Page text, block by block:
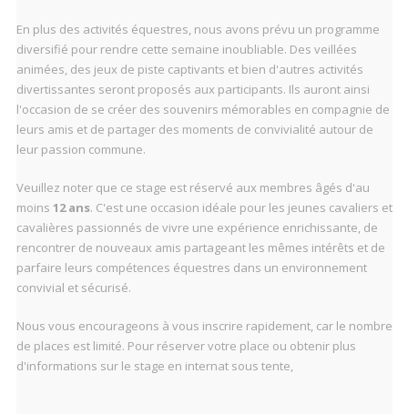
En plus des activités équestres, nous avons prévu un programme
diversifié pour rendre cette semaine inoubliable. Des veillées
animées, des jeux de piste captivants et bien d'autres activités
divertissantes seront proposés aux participants. Ils auront ainsi
l'occasion de se créer des souvenirs mémorables en compagnie de
leurs amis et de partager des moments de convivialité autour de
leur passion commune.
Veuillez noter que ce stage est réservé aux membres âgés d'au
moins 12 ans. C'est une occasion idéale pour les jeunes cavaliers et
cavalières passionnés de vivre une expérience enrichissante, de
rencontrer de nouveaux amis partageant les mêmes intérêts et de
parfaire leurs compétences équestres dans un environnement
convivial et sécurisé.
Nous vous encourageons à vous inscrire rapidement, car le nombre
de places est limité. Pour réserver votre place ou obtenir plus
d'informations sur le stage en internat sous tente,